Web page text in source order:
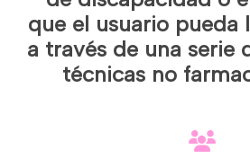
que el usuario pueda
a través de una serie
técnicas no